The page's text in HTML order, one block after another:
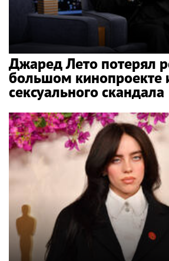
Джаред Лето потерял
большом кинопроекте
сексуального скандала